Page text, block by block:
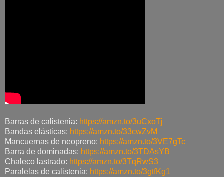
Barras de calistenia: https://amzn.to/3uCxoTj
Bandas elásticas: https://amzn.to/33cwZvM
Mancuernas de neopreno: https://amzn.to/3VE7gTc
Barra de dominadas: https://amzn.to/3TDAsYB
Chaleco lastrado: https://amzn.to/3TqRwS3
Paralelas de calistenia: https://amzn.to/3gtfKg1